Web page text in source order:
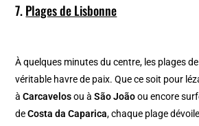
7.Plages de Lisbonne
À quelques minutes du centre, les plages
véritable havre de paix. Que ce soit pour
àCarcavelosou àSão Joãoou encore
deCosta da Caparica, chaque plage